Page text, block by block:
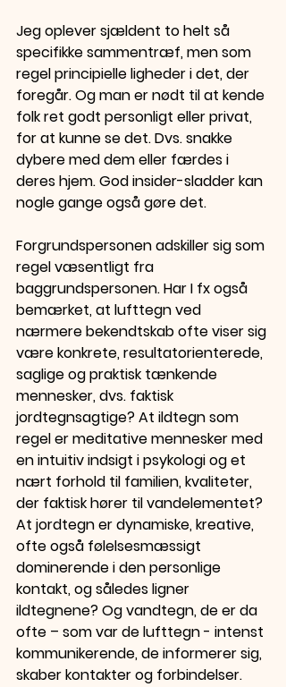
Jeg oplever sjældent to helt så
specifikke sammentræf, men som
regel principielle ligheder i det, der
foregår. Og man er nødt til at kende
folk ret godt personligt eller privat,
for at kunne se det. Dvs. snakke
dybere med dem eller færdes i
deres hjem. God insider-sladder kan
nogle gange også gøre det.
Forgrundspersonen adskiller sig som
regel væsentligt fra
baggrundspersonen. Har I fx også
bemærket, at lufttegn ved
nærmere bekendtskab ofte viser sig
være konkrete, resultatorienterede,
saglige og praktisk tænkende
mennesker, dvs. faktisk
jordtegnsagtige? At ildtegn som
regel er meditative mennesker med
en intuitiv indsigt i psykologi og et
nært forhold til familien, kvaliteter,
der faktisk hører til vandelementet?
At jordtegn er dynamiske, kreative,
ofte også følelsesmæssigt
dominerende i den personlige
kontakt, og således ligner
ildtegnene? Og vandtegn, de er da
ofte – som var de lufttegn - intenst
kommunikerende, de informerer sig,
skaber kontakter og forbindelser.